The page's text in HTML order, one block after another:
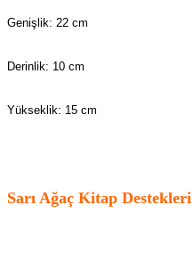
Genişlik: 22 cm
Derinlik: 10 cm
Yükseklik: 15 cm
Sarı Ağaç Kitap